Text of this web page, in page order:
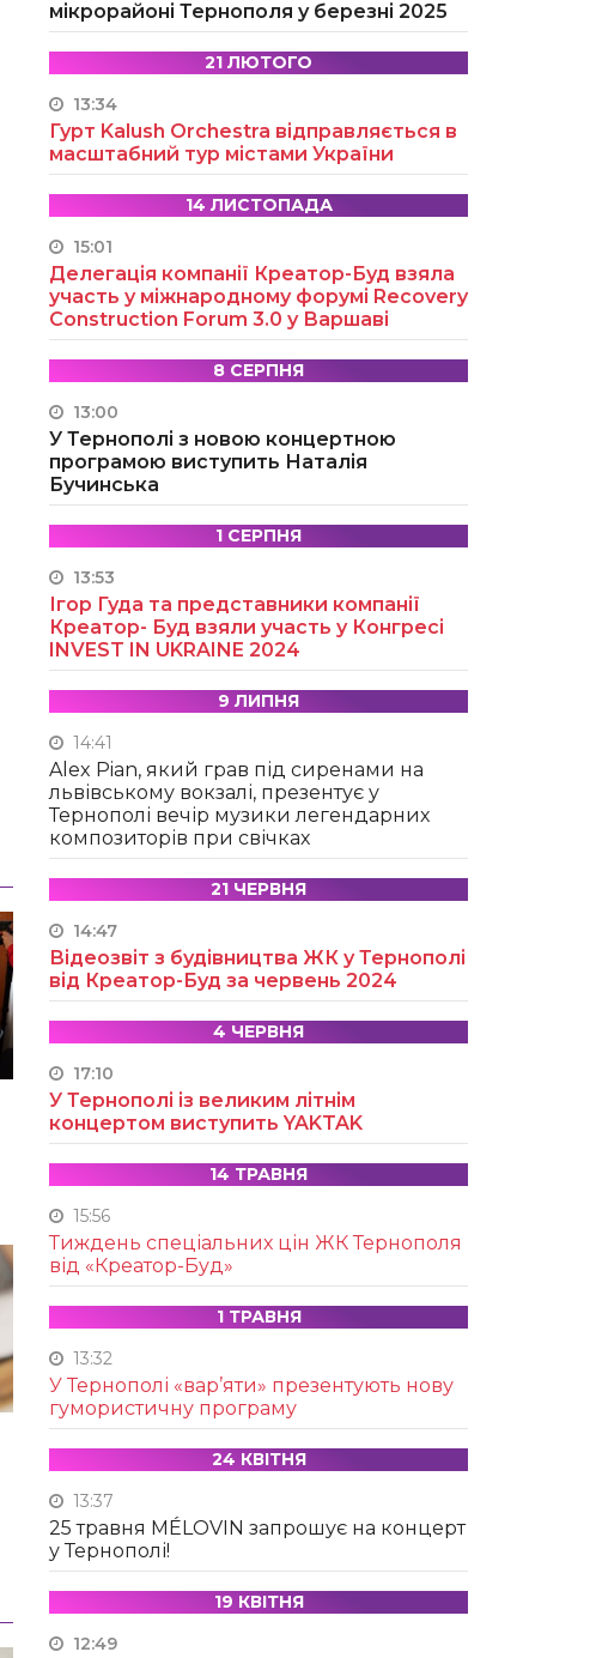
мікрорайоні Тернополя у березні 2025
21 ЛЮТОГО
13:34
Гурт Kalush Orchestra відправляється в
масштабний тур містами України
14 ЛИСТОПАДА
15:01
Делегація компанії Креатор-Буд взяла
участь у міжнародному форумі Recovery
Construction Forum 3.0 у Варшаві
8 СЕРПНЯ
13:00
У Тернополі з новою концертною
програмою виступить Наталія
Бучинська
1 СЕРПНЯ
13:53
Ігор Гуда та представники компанії
Креатор- Буд взяли участь у Конгресі
INVEST IN UKRAINE 2024
9 ЛИПНЯ
14:41
Alex Pian, який грав під сиренами на
львівському вокзалі, презентує у
Тернополі вечір музики легендарних
композиторів при свічках
21 ЧЕРВНЯ
14:47
Відеозвіт з будівництва ЖК у Тернополі
від Креатор-Буд за червень 2024
4 ЧЕРВНЯ
17:10
У Тернополі із великим літнім
концертом виступить YAKTAK
14 ТРАВНЯ
15:56
Тиждень спеціальних цін ЖК Тернополя
від «Креатор-Буд»
1 ТРАВНЯ
13:32
У Тернополі «вар’яти» презентують нову
гумористичну програму
24 КВІТНЯ
13:37
25 травня MÉLOVIN запрошує на концерт
у Тернополі!
19 КВІТНЯ
12:49